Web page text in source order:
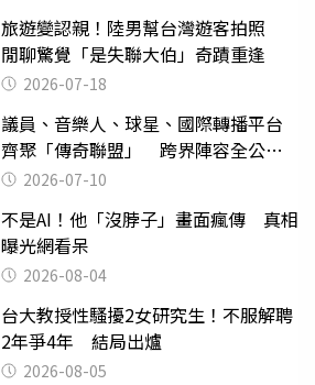
旅遊變認親！陸男幫台灣遊客拍照
閒聊驚覺「是失聯大伯」奇蹟重逢
2026-07-18
議員、音樂人、球星、國際轉播平台
齊聚「傳奇聯盟」 跨界陣容全公
開 劍指亞洲新傳奇聯賽
2026-07-10
不是AI！他「沒脖子」畫面瘋傳 真相
曝光網看呆
2026-08-04
台大教授性騷擾2女研究生！不服解聘
2年爭4年 結局出爐
2026-08-05